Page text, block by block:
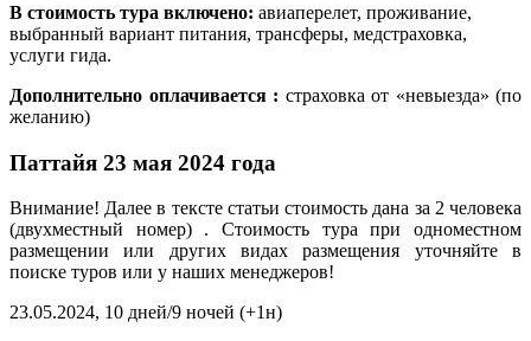
В стоимость тура включено: авиаперелет, проживание,
выбранный вариант питания, трансферы, медстраховка,
услуги гида.
Дополнительно оплачивается : страховка от «невыезда» (по
желанию)
Паттайя 23 мая 2024 года
Внимание! Далее в тексте статьи стоимость дана за 2 человека
(двухместный номер) . Стоимость тура при одноместном
размещении или других видах размещения уточняйте в
поиске туров или у наших менеджеров!
23.05.2024, 10 дней/9 ночей (+1н)